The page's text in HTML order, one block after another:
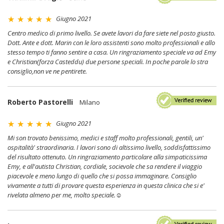
Giugno 2021
Centro medico di primo livello. Se avete lavori da fare siete nel posto giusto.
Dott. Ante e dott. Marin con le loro assistenti sono molto professionali e allo
stesso tempo ti fanno sentire a casa. Un ringraziamento speciale va ad Emy
e Christian(forza Casteddu) due persone speciali. In poche parole lo stra
consiglio,non ve ne pentirete.
Roberto Pastorelli Milano
Giugno 2021
Mi son trovato benissimo, medici e staff molto professionali, gentili, un'
ospitalità' straordinaria. I lavori sono di altissimo livello, soddisfattissimo
del risultato ottenuto. Un ringraziamento particolare alla simpaticissima
Emy, e all'autista Christian, cordiale, socievole che sa rendere il viaggio
piacevole e meno lungo di quello che si possa immaginare. Consiglio
vivamente a tutti di provare questa esperienza in questa clinica che si e'
rivelata almeno per me, molto speciale.☺